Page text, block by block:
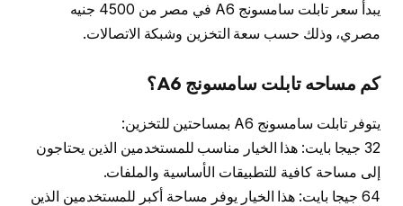
يبدأ سعر تابلت سامسونج A6 في مصر من 4500 جنيه
مصري، وذلك حسب سعة التخزين وشبكة الاتصالات.
كم مساحه تابلت سامسونج A6؟
يتوفر تابلت سامسونج A6 بمساحتين للتخزين:
32 جيجا بايت: هذا الخيار مناسب للمستخدمين الذين يحتاجون
إلى مساحة كافية للتطبيقات الأساسية والملفات.
64 جيجا بايت: هذا الخيار يوفر مساحة أكبر للمستخدمين الذين